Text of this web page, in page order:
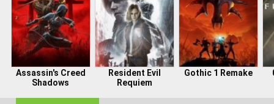
Assassin's Creed
Shadows
Resident Evil
Requiem
Gothic 1 Remake